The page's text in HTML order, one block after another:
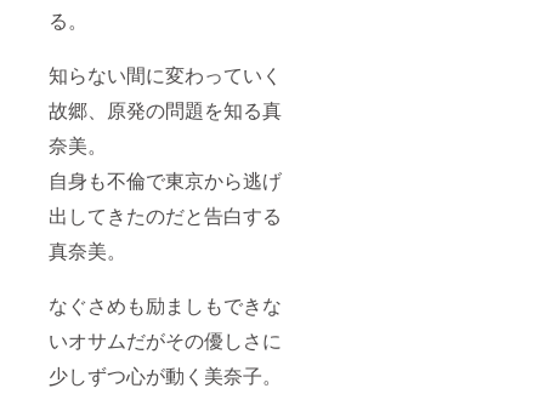
る。
知らない間に変わっていく
故郷、原発の問題を知る真
奈美。
自身も不倫で東京から逃げ
出してきたのだと告白する
真奈美。
なぐさめも励ましもできな
いオサムだがその優しさに
少しずつ心が動く美奈子。